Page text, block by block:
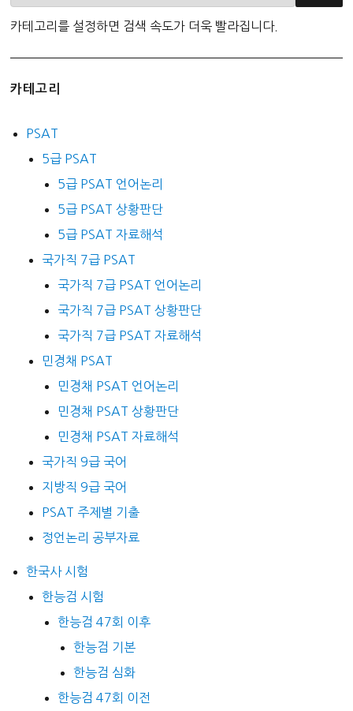
카테고리를 설정하면 검색 속도가 더욱 빨라집니다.
카테고리
PSAT
5급 PSAT
5급 PSAT 언어논리
5급 PSAT 상황판단
5급 PSAT 자료해석
국가직 7급 PSAT
국가직 7급 PSAT 언어논리
국가직 7급 PSAT 상황판단
국가직 7급 PSAT 자료해석
민경채 PSAT
민경채 PSAT 언어논리
민경채 PSAT 상황판단
민경채 PSAT 자료해석
국가직 9급 국어
지방직 9급 국어
PSAT 주제별 기출
정언논리 공부자료
한국사 시험
한능검 시험
한능검 47회 이후
한능검 기본
한능검 심화
한능검 47회 이전